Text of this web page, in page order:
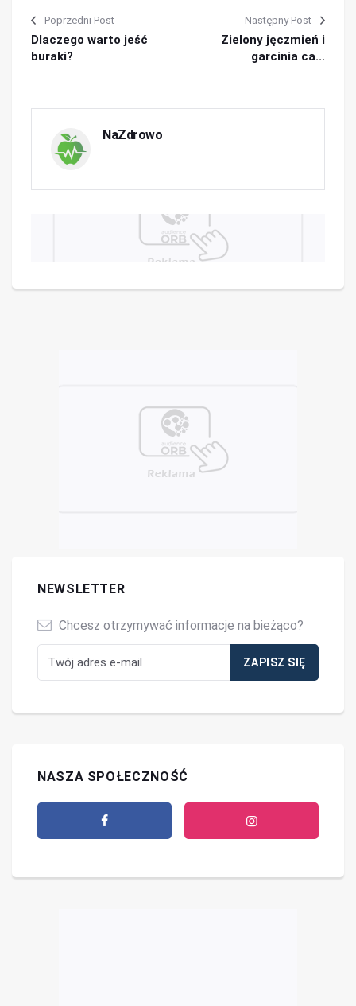
Poprzedni Post
Dlaczego warto jeść
buraki?
Następny Post
Zielony jęczmień i
garcinia ca...
NaZdrowo
NEWSLETTER
Chcesz otrzymywać informacje na bieżąco?
NASZA SPOŁECZNOŚĆ